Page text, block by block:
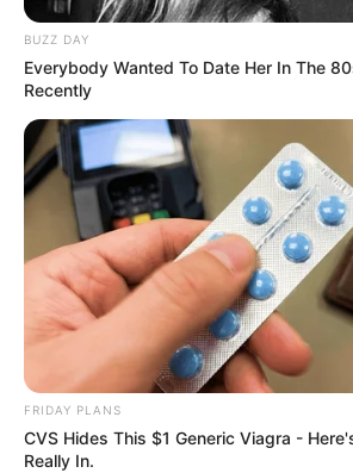
If You Owe $20,000 Across 4 Credit
Sending 4 Separate Checks
JG WENTWORTH
BUZZ DAY
Everybody Wanted To Date Her In The
Recently
FRIDAY PLANS
CVS Hides This $1 Generic Viagra -
Really In.